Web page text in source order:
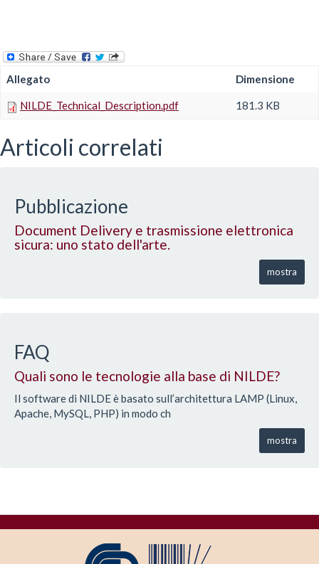
Allegato Dimensione
NILDE_Technical_Description.pdf 181.3 KB
Articoli correlati
Pubblicazione
Document Delivery e trasmissione elettronica
sicura: uno stato dell'arte.
mostra
FAQ
Quali sono le tecnologie alla base di NILDE?
Il software di NILDE è basato sull’architettura LAMP (Linux,
Apache, MySQL, PHP) in modo ch
mostra